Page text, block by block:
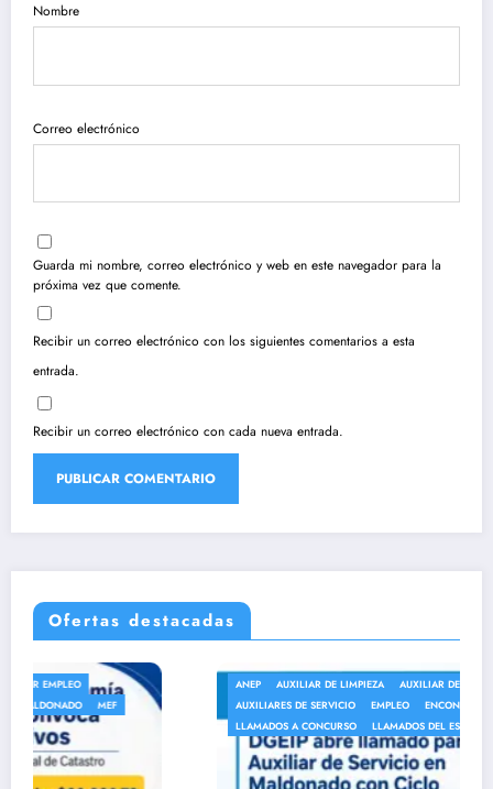
Nombre
Correo electrónico
Guarda mi nombre, correo electrónico y web en este navegador para la
próxima vez que comente.
Recibir un correo electrónico con los siguientes comentarios a esta
entrada.
Recibir un correo electrónico con cada nueva entrada.
Ofertas destacadas
ANEP AUXILIAR DE LIMPIEZA
AUXILIAR DE SERVICIO
AUXILIARES DE SERVICIO
EMPLEO
ENCONTRAR EMPLEO
LLAMADOS A CONCURSO
LLAMADOS DEL ESTADO MALDONADO